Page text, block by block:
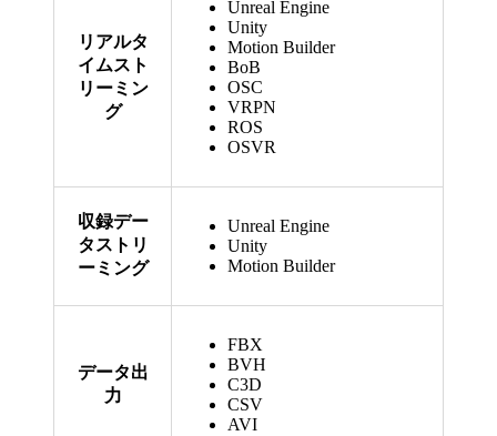
リアルタ
イムスト
リーミン
グ
Unreal Engine
Unity
Motion Builder
BoB
OSC
VRPN
ROS
OSVR
収録デー
タストリ
ーミング
Unreal Engine
Unity
Motion Builder
データ出
力
FBX
BVH
C3D
CSV
AVI